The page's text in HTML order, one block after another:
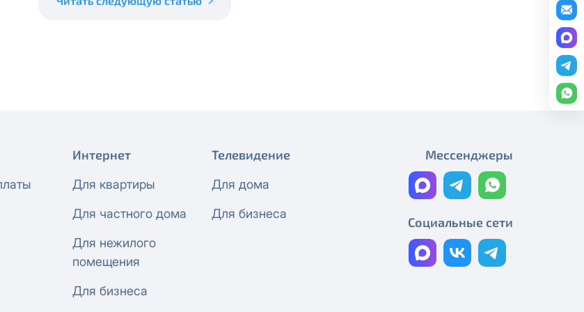
Технические работы Смотрёшка
Технические работы Смотрёшка
Технические работы Смотрёшка
Технические работы Смотрёшка
Реорганизация узла связи
Интернет
Для квартиры
Для частного дома
Для нежилого
помещения
Для бизнеса
Телевидение
Для дома
Для бизнеса
Мессенджеры
Социальные сети